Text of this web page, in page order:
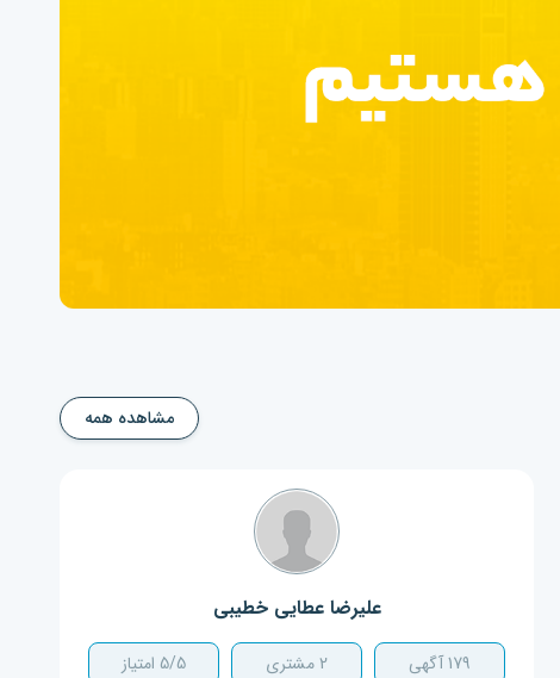
مشاهده همه
علیرضا عطایی خطیبی
179آگهی 2مشتری 5/5 امتیاز